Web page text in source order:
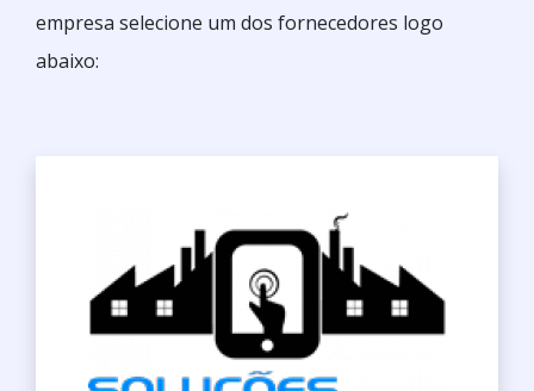
empresa selecione um dos fornecedores logo
abaixo: